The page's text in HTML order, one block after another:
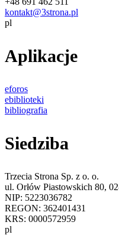
kontakt@3strona.pl
pl
Aplikacje
eforos
ebiblioteki
bibliografia
Siedziba
Trzecia Strona Sp. z o. o.
ul. Orłów Piastowskich 80,
NIP: 5223036782
REGON: 362401431
KRS: 0000572959
pl